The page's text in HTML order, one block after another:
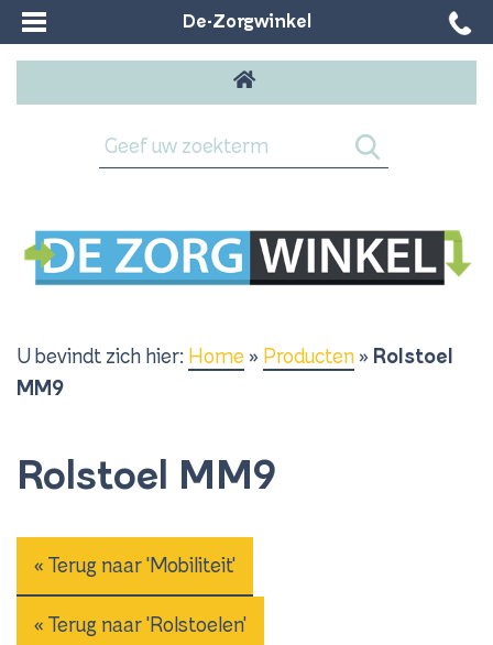
De-Zorgwinkel
U bevindt zich hier: Home » Producten » Rolstoel
MM9
Rolstoel MM9
« Terug naar 'Mobiliteit'
« Terug naar 'Rolstoelen'